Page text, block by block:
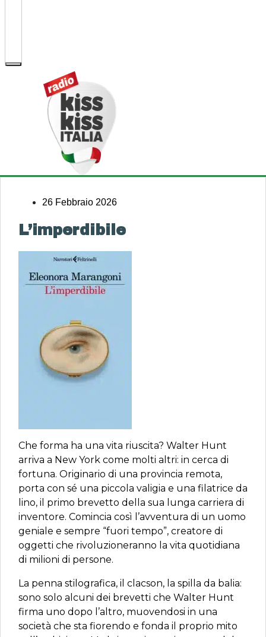
26 Febbraio 2026
L’imperdibile
Che forma ha una vita riuscita? Walter Hunt
arriva a New York come molti altri: in cerca di
fortuna. Originario di una provincia remota,
porta con sé una piccola valigia e una filatrice da
lino, il primo brevetto della sua lunga carriera di
inventore. Comincia così l’avventura di un uomo
geniale e sempre “fuori tempo”, creatore di
oggetti che rivoluzioneranno la vita quotidiana
di milioni di persone.
La penna stilografica, il clacson, la spilla da balia:
sono solo alcuni dei brevetti che Walter Hunt
firma uno dopo l’altro, muovendosi in una
società che sta fiorendo e fonda il proprio mito